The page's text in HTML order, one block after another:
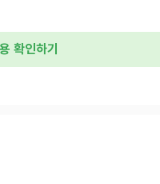
확인하기